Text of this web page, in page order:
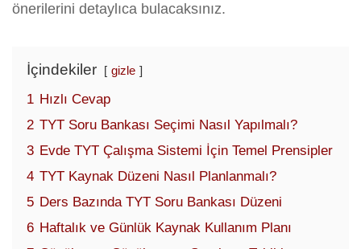
önerilerini detaylıca bulacaksınız.
İçindekiler gizle
1 Hızlı Cevap
2 TYT Soru Bankası Seçimi Nasıl Yapılmalı?
3 Evde TYT Çalışma Sistemi İçin Temel Prensipler
4 TYT Kaynak Düzeni Nasıl Planlanmalı?
5 Ders Bazında TYT Soru Bankası Düzeni
6 Haftalık ve Günlük Kaynak Kullanım Planı